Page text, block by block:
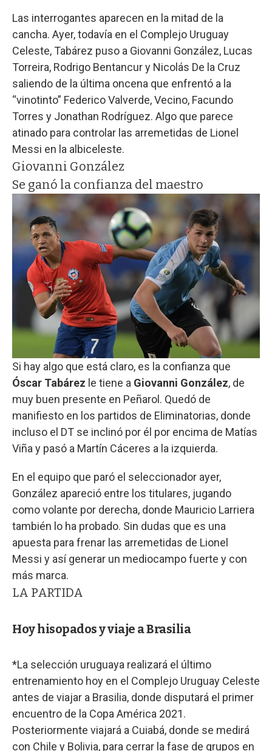
Las interrogantes aparecen en la mitad de la
cancha. Ayer, todavía en el Complejo Uruguay
Celeste, Tabárez puso a Giovanni González, Lucas
Torreira, Rodrigo Bentancur y Nicolás De la Cruz
saliendo de la última oncena que enfrentó a la
“vinotinto” Federico Valverde, Vecino, Facundo
Torres y Jonathan Rodríguez. Algo que parece
atinado para controlar las arremetidas de Lionel
Messi en la albiceleste.
Giovanni González
Se ganó la confianza del maestro
Si hay algo que está claro, es la confianza que
Óscar Tabárez le tiene a Giovanni González, de
muy buen presente en Peñarol. Quedó de
manifiesto en los partidos de Eliminatorias, donde
incluso el DT se inclinó por él por encima de Matías
Viña y pasó a Martín Cáceres a la izquierda.
En el equipo que paró el seleccionador ayer,
González apareció entre los titulares, jugando
como volante por derecha, donde Mauricio Larriera
también lo ha probado. Sin dudas que es una
apuesta para frenar las arremetidas de Lionel
Messi y así generar un mediocampo fuerte y con
más marca.
LA PARTIDA
Hoy hisopados y viaje a Brasilia
*La selección uruguaya realizará el último
entrenamiento hoy en el Complejo Uruguay Celeste
antes de viajar a Brasilia, donde disputará el primer
encuentro de la Copa América 2021.
Posteriormente viajará a Cuiabá, donde se medirá
con Chile y Bolivia, para cerrar la fase de grupos en